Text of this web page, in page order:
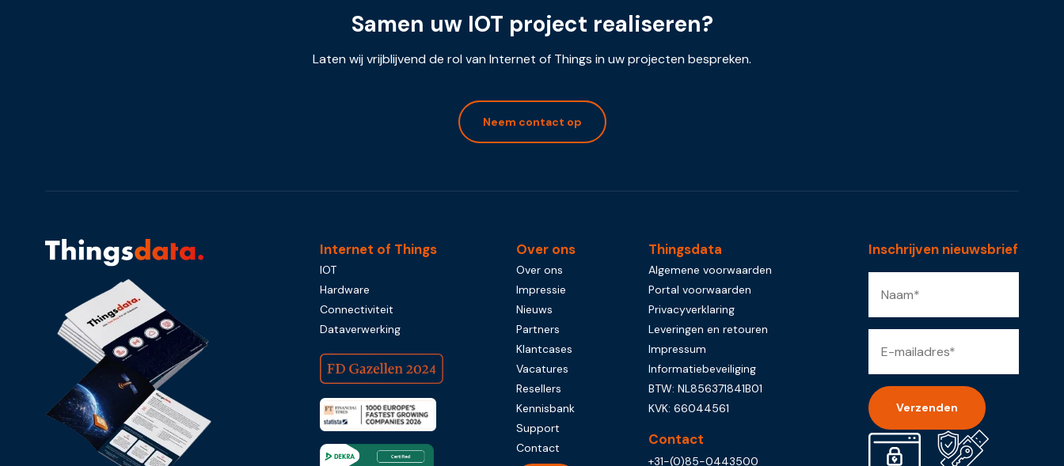
Samen uw IOT project realiseren?
Laten wij vrijblijvend de rol van Internet of Things in uw projecten bespreken.
Neem contact op
Internet of Things
IOT
Hardware
Connectiviteit
Dataverwerking
Over ons
Over ons
Impressie
Nieuws
Partners
Klantcases
Vacatures
Resellers
Kennisbank
Support
Contact
Thingsdata
Algemene voorwaarden
Portal voorwaarden
Privacyverklaring
Leveringen en retouren
Impressum
Informatiebeveiliging
BTW: NL856371841B01
KVK: 66044561
Contact
+31-(0)85-0443500
Inschrijven nieuwsbrief
Alternative: